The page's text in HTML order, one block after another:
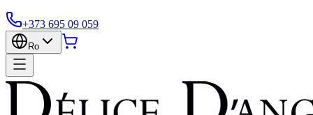
+373 695 09 059
Ro